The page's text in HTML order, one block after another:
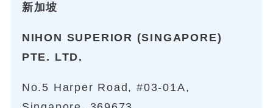
新加坡
NIHON SUPERIOR (SINGAPORE)
PTE. LTD.
No.5 Harper Road, #03-01A,